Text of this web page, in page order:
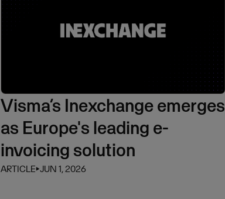
Visma’s Inexchange emerges
as Europe's leading e-
invoicing solution
ARTICLE⏵JUN 1, 2026